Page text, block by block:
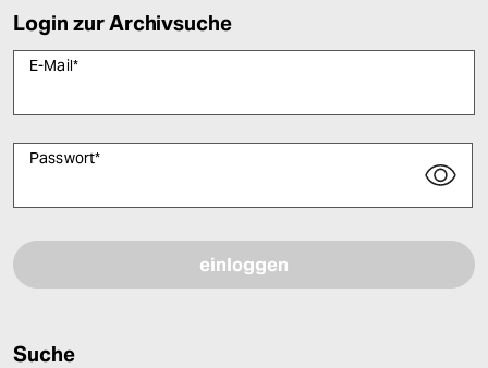
Login zur Archivsuche
E-Mail*
Passwort*
Suche